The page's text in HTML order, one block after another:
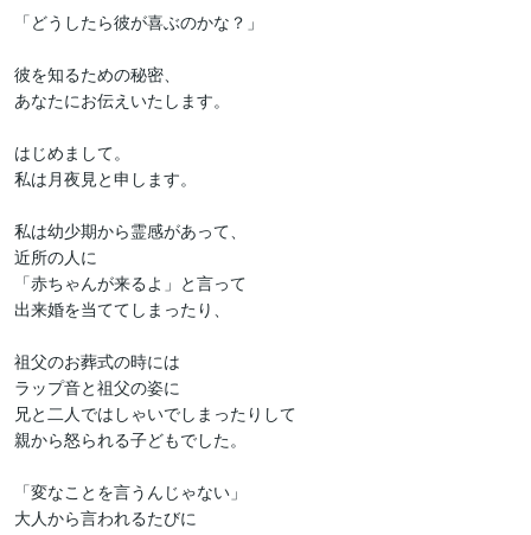
「どうしたら彼が喜ぶのかな？」
彼を知るための秘密、
あなたにお伝えいたします。
はじめまして。
私は月夜見と申します。
私は幼少期から霊感があって、
近所の人に
「赤ちゃんが来るよ」と言って
出来婚を当ててしまったり、
祖父のお葬式の時には
ラップ音と祖父の姿に
兄と二人ではしゃいでしまったりして
親から怒られる子どもでした。
「変なことを言うんじゃない」
大人から言われるたびに